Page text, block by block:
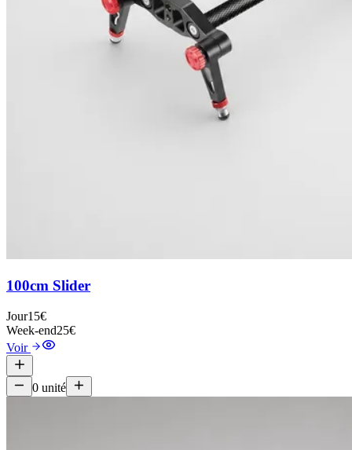
100cm Slider
Jour15€
Week-end25€
Voir
0 unité